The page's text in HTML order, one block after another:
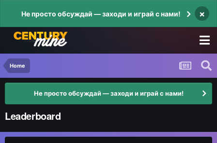
Не просто обсуждай — заходи и играй с нами! ×
Home
Не просто обсуждай — заходи и играй с нами!
Leaderboard